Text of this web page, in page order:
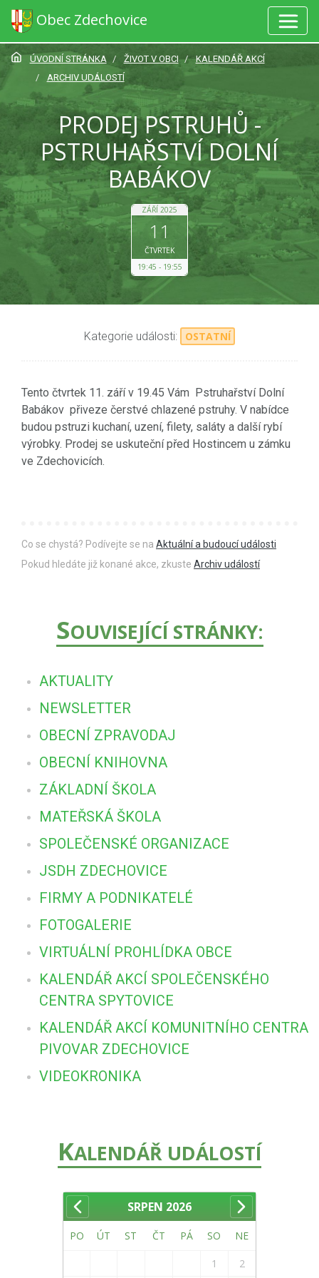
Obec Zdechovice
ÚVODNÍ STRÁNKA ŽIVOT V OBCI
KALENDÁŘ AKCÍ
ARCHIV UDÁLOSTÍ
PRODEJ PSTRUHŮ -
PSTRUHAŘSTVÍ DOLNÍ
BABÁKOV
ZÁŘÍ 2025
11
ČTVRTEK
19:45
19:55
Kategorie události: OSTATNÍ
Tento čtvrtek 11. září v 19.45 Vám Pstruhařství Dolní
Babákov přiveze čerstvé chlazené pstruhy. V nabídce
budou pstruzi kuchaní, uzení, filety, saláty a další rybí
výrobky. Prodej se uskuteční před Hostincem u zámku
ve Zdechovicích.
Co se chystá? Podívejte se na Aktuální a budoucí události
Pokud hledáte již konané akce, zkuste Archiv událostí
SOUVISEJÍCÍ STRÁNKY:
AKTUALITY
NEWSLETTER
OBECNÍ ZPRAVODAJ
OBECNÍ KNIHOVNA
ZÁKLADNÍ ŠKOLA
MATEŘSKÁ ŠKOLA
SPOLEČENSKÉ ORGANIZACE
JSDH ZDECHOVICE
FIRMY A PODNIKATELÉ
FOTOGALERIE
VIRTUÁLNÍ PROHLÍDKA OBCE
KALENDÁŘ AKCÍ SPOLEČENSKÉHO
CENTRA SPYTOVICE
KALENDÁŘ AKCÍ KOMUNITNÍHO CENTRA
PIVOVAR ZDECHOVICE
VIDEOKRONIKA
KALENDÁŘ UDÁLOSTÍ
SRPEN 2026
PO ÚT ST ČT PÁ SO NE
1 2